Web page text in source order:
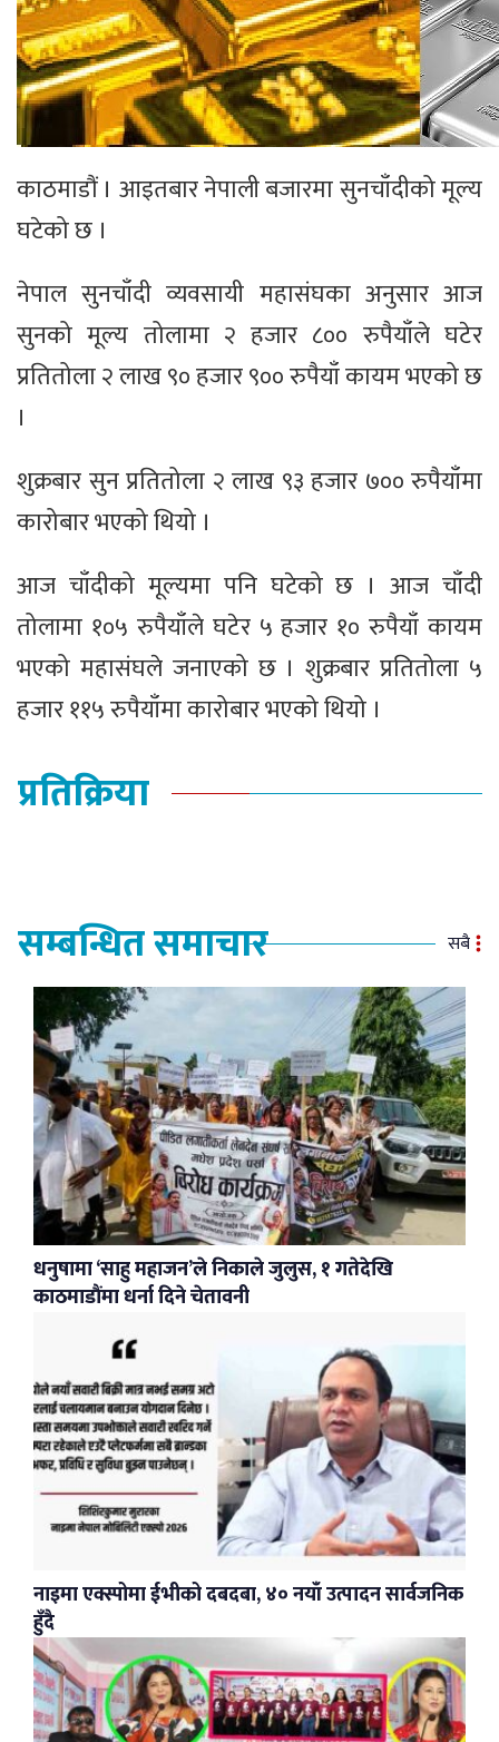
काठमाडौं । आइतबार नेपाली बजारमा सुनचाँदीको मूल्य
घटेको छ ।
नेपाल सुनचाँदी व्यवसायी महासंघका अनुसार आज
सुनको मूल्य तोलामा २ हजार ८०० रुपैयाँले घटेर
प्रतितोला २ लाख ९० हजार ९०० रुपैयाँ कायम भएको छ
।
शुक्रबार सुन प्रतितोला २ लाख ९३ हजार ७०० रुपैयाँमा
कारोबार भएको थियो ।
आज चाँदीको मूल्यमा पनि घटेको छ । आज चाँदी
तोलामा १०५ रुपैयाँले घटेर ५ हजार १० रुपैयाँ कायम
भएको महासंघले जनाएको छ । शुक्रबार प्रतितोला ५
हजार ११५ रुपैयाँमा कारोबार भएको थियो ।
प्रतिक्रिया
सम्बन्धित समाचार सबै
धनुषामा ‘साहु महाजन’ले निकाले जुलुस, १ गतेदेखि
काठमाडौंमा धर्ना दिने चेतावनी
नाइमा एक्स्पोमा ईभीको दबदबा, ४० नयाँ उत्पादन सार्वजनिक
हुँदै